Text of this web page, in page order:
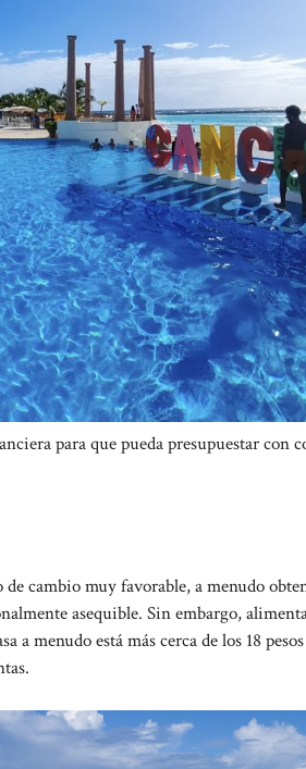
para que pueda presupuestar con
cambio muy favorable, a menudo
asequible. Sin embargo,
a menudo está más cerca de los 18